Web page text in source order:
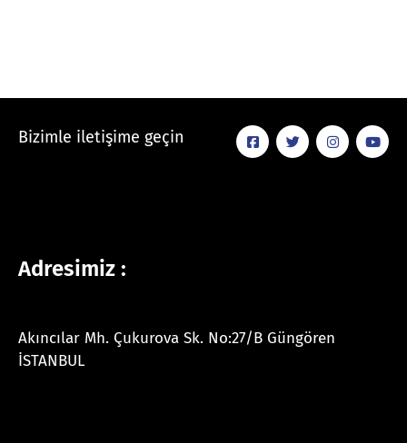
Bizimle iletişime geçin
Adresimiz :
Akıncılar Mh. Çukurova Sk. No:27/B Güngören
İSTANBUL